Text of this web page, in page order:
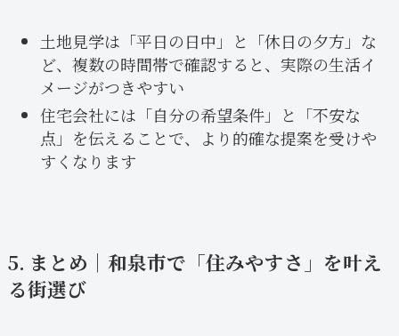
土地見学は「平日の日中」と「休日の夕方」な
ど、複数の時間帯で確認すると、実際の生活イ
メージがつきやすい
住宅会社には「自分の希望条件」と「不安な
点」を伝えることで、より的確な提案を受けや
すくなります
5. まとめ｜和泉市で「住みやすさ」を叶え
る街選び